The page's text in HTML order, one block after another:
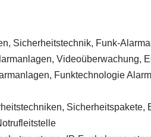
Sicherheitstechnik, Funk-
Videoüberwachung,
Funktechnologie
Sicherheitspakete,